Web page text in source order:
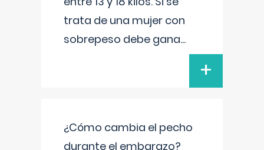
trata de una mujer con
sobrepeso debe gana...
+
¿Cómo cambia el pecho
durante el embarazo?